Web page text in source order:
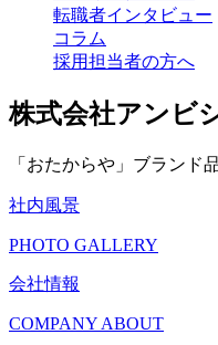
転職者インタビュー
コラム
採用担当者の方へ
株式会社アンビ
「おたからや」ブランド
社内風景
PHOTO GALLERY
会社情報
COMPANY ABOUT